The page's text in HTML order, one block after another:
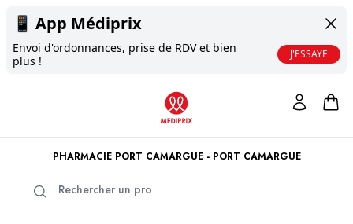
📱 App Médiprix
Envoi d'ordonnances, prise de RDV et bien
plus !
J'ESSAYE
PHARMACIE PORT CAMARGUE - PORT CAMARGUE